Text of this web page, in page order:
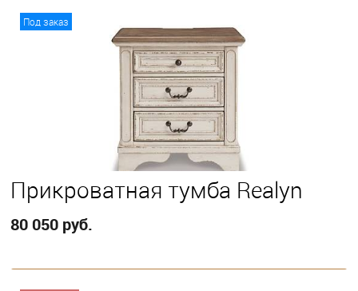
Под заказ
Прикроватная тумба Realyn
80 050 руб.